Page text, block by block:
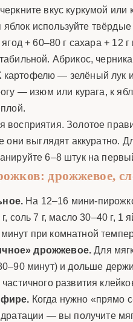
вкус куркумой
используйте
+ 60–80 г сахара + 12
Абрикос,
картофелю — зелёный лук
— изюм или курага, к
Золотое
они выглядят аккуратно.
6–8 штук на
дрожжевое,
На 12–16 мини-
соль 7 г, масло 30–40 г,
при комнатной
дрожжевое.Для
минут) и дольше
развития
Когда нужно «прямо
— вы получите